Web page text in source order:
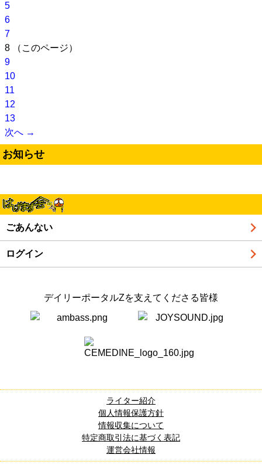
5
6
7
8
（このページ）
9
10
11
12
13
次へ →
お知らせ
ごあんない
ログイン
デイリーポータルZを支えてくださる皆様
ライター紹介
個人情報保護方針
情報収集について
特定商取引法に基づく表記
運営会社情報